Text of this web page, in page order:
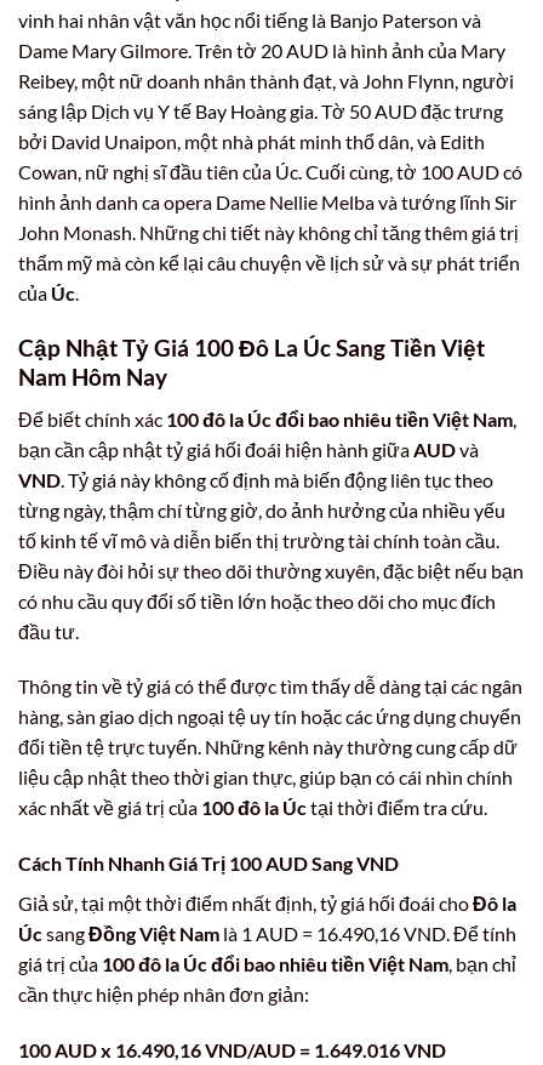
vinh hai nhân vật văn học nổi tiếng là Banjo Paterson và
Dame Mary Gilmore. Trên tờ 20 AUD là hình ảnh của Mary
Reibey, một nữ doanh nhân thành đạt, và John Flynn, người
sáng lập Dịch vụ Y tế Bay Hoàng gia. Tờ 50 AUD đặc trưng
bởi David Unaipon, một nhà phát minh thổ dân, và Edith
Cowan, nữ nghị sĩ đầu tiên của Úc. Cuối cùng, tờ 100 AUD có
hình ảnh danh ca opera Dame Nellie Melba và tướng lĩnh Sir
John Monash. Những chi tiết này không chỉ tăng thêm giá trị
thẩm mỹ mà còn kể lại câu chuyện về lịch sử và sự phát triển
của Úc.
Cập Nhật Tỷ Giá 100 Đô La Úc Sang Tiền Việt
Nam Hôm Nay
Để biết chính xác 100 đô la Úc đổi bao nhiêu tiền Việt Nam
bạn cần cập nhật tỷ giá hối đoái hiện hành giữa AUDvà
VND . Tỷ giá này không cố định mà biến động liên tục theo
từng ngày, thậm chí từng giờ, do ảnh hưởng của nhiều yếu
tố kinh tế vĩ mô và diễn biến thị trường tài chính toàn cầu.
Điều này đòi hỏi sự theo dõi thường xuyên, đặc biệt nếu bạn
có nhu cầu quy đổi số tiền lớn hoặc theo dõi cho mục đích
đầu tư.
Thông tin về tỷ giá có thể được tìm thấy dễ dàng tại các ngân
hàng, sàn giao dịch ngoại tệ uy tín hoặc các ứng dụng chuyển
đổi tiền tệ trực tuyến. Những kênh này thường cung cấp dữ
liệu cập nhật theo thời gian thực, giúp bạn có cái nhìn chính
xác nhất về giá trị của 100 đô la Úctại thời điểm tra cứu.
Cách Tính Nhanh Giá Trị 100 AUD Sang VND
Giả sử, tại một thời điểm nhất định, tỷ giá hối đoái choĐô la
ÚcsangĐồng Việt Nam là 1 AUD = 16.490,16 VND. Để tính
giá trị của 100 đô la Úc đổi bao nhiêu tiền Việt Nam, bạn chỉ
cần thực hiện phép nhân đơn giản:
100 AUD x 16.490,16 VND/AUD = 1.649.016 VND